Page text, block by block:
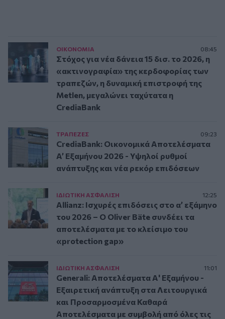
ΟΙΚΟΝΟΜΙΑ 08:45
Στόχος για νέα δάνεια 15 δισ. το 2026, η
«ακτινογραφία» της κερδοφορίας των
τραπεζών, η δυναμική επιστροφή της
Metlen, μεγαλώνει ταχύτατα η
CrediaBank
ΤΡAΠΕΖΕΣ 09:23
CrediaBank: Οικονομικά Αποτελέσματα
A’ Εξαμήνου 2026 - Υψηλοί ρυθμοί
ανάπτυξης και νέα ρεκόρ επιδόσεων
ΙΔΙΩΤΙΚΗ ΑΣΦAΛΙΣΗ 12:25
Allianz: Ισχυρές επιδόσεις στο α’ εξάμηνο
του 2026 – Ο Oliver Bäte συνδέει τα
αποτελέσματα με το κλείσιμο του
«protection gap»
ΙΔΙΩΤΙΚΗ ΑΣΦAΛΙΣΗ 11:01
Generali: Αποτελέσματα Α' Εξαμήνου -
Εξαιρετική ανάπτυξη στα Λειτουργικά
και Προσαρμοσμένα Καθαρά
Αποτελέσματα με συμβολή από όλες τις